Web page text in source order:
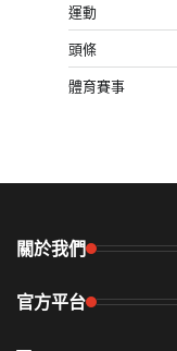
運動
頭條
體育賽事
關於我們
官方平台